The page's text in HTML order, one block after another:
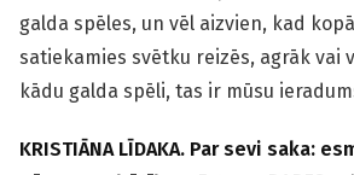
galda spēles, un vēl aizvien, kad
satiekamies svētku reizēs, agrāk vai
kādu galda spēli, tas ir mūsu
KRISTIĀNA LĪDAKA. Par sevi saka: